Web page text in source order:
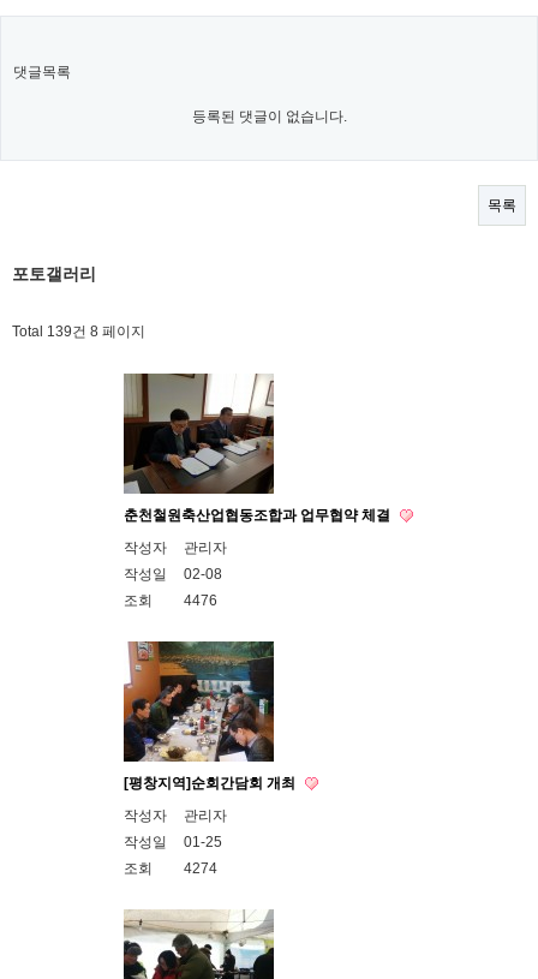
댓글목록
등록된 댓글이 없습니다.
목록
포토갤러리
Total 139건 8 페이지
춘천철원축산업협동조합과 업무협약 체결
작성자
관리자
작성일
02-08
조회
4476
[평창지역]순회간담회 개최
작성자
관리자
작성일
01-25
조회
4274